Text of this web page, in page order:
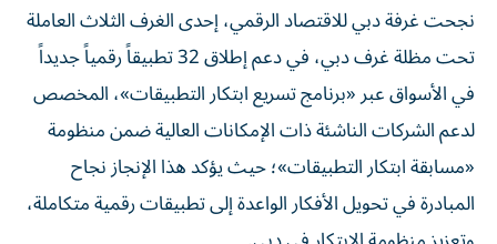
نجحت غرفة دبي للاقتصاد الرقمي، إحدى الغرف الثلاث العاملة
تحت مظلة غرف دبي، في دعم إطلاق 32 تطبيقاً رقمياً جديداً
في الأسواق عبر «برنامج تسريع ابتكار التطبيقات»، المخصص
لدعم الشركات الناشئة ذات الإمكانات العالية ضمن منظومة
«مسابقة ابتكار التطبيقات»؛ حيث يؤكد هذا الإنجاز نجاح
المبادرة في تحويل الأفكار الواعدة إلى تطبيقات رقمية متكاملة،